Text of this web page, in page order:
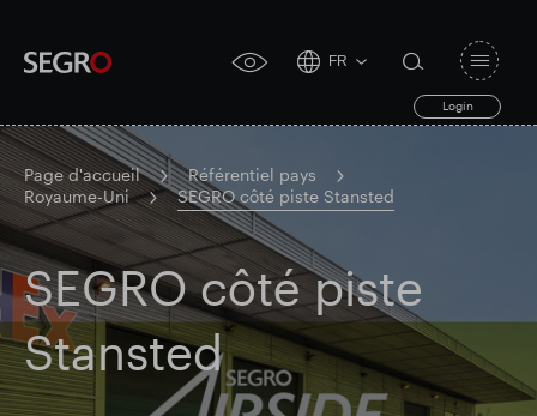
accessibility
FR
Login
search
form
Submit
search
Search
for
Recherche populaire
Responsable SEGRO
toggle
Page d'accueil
Référentiel pays
Royaume-Uni
SEGRO côté piste Stansted
SEGRO côté piste
Stansted